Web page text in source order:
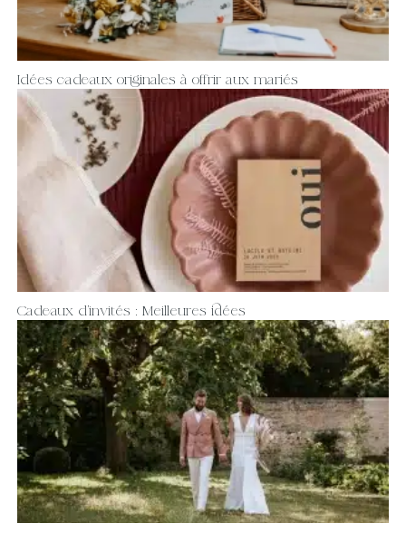
Idées cadeaux originales à offrir aux mariés
Cadeaux d’invités : Meilleures idées